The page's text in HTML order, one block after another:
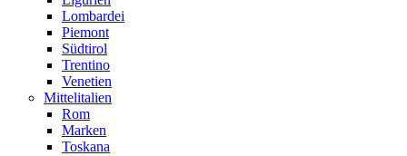
Lombardei
Piemont
Südtirol
Trentino
Venetien
Mittelitalien
Rom
Marken
Toskana